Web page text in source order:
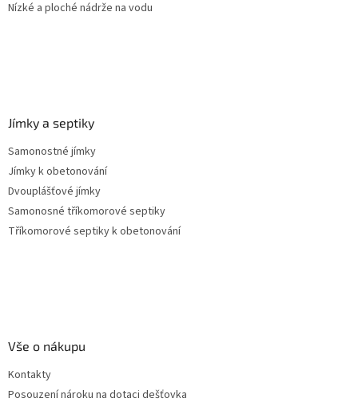
Nízké a ploché nádrže na vodu
Jímky a septiky
Samonostné jímky
Jímky k obetonování
Dvouplášťové jímky
Samonosné tříkomorové septiky
Tříkomorové septiky k obetonování
Vše o nákupu
Kontakty
Posouzení nároku na dotaci dešťovka